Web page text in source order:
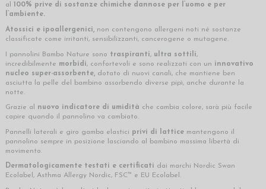
al
100% prive di sostanze chimiche dannose per l’uomo e per
l’ambiente.
Atossici e ipoallergenici, non contengono allergeni noti né sostanze
classificate come irritanti, sensibilizzanti, cancerogene o mutagene.
I pannolini Bambo Nature sono traspiranti, ultra sottili,
incredibilmente morbidi, confortevoli e sono realizzati con un innovativo
nucleo super-assorbente, dotato di nuovi canali, che mantiene ben
asciutta la pelle del bambino assorbendo diverse pipì, anche durante la
notte.
Grazie al nuovo indicatore di umidità che cambia colore, sarà più facile
capire quando il pannolino va cambiato.
Pannelli laterali e giro gamba elastici privi di lattice mantengono il
pannolino sempre in posizione lasciando al bambino massima libertà di
movimento.
Dermatologicamente testati e certificati dai marchi Nordic Swan
Ecolabel, Asthma Allergy Nordic, FSC™ e EU Ecolabel.